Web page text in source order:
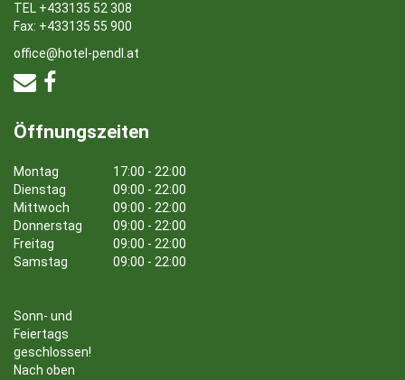
TEL +433135 52 308
Fax: +433135 55 900
office@hotel-pendl.at
Öffnungszeiten
Montag
17:00 - 22:00
Dienstag
09:00 - 22:00
Mittwoch
09:00 - 22:00
Donnerstag
09:00 - 22:00
Freitag
09:00 - 22:00
Samstag
09:00 - 22:00
Sonn- und
Feiertags
geschlossen!
Nach oben